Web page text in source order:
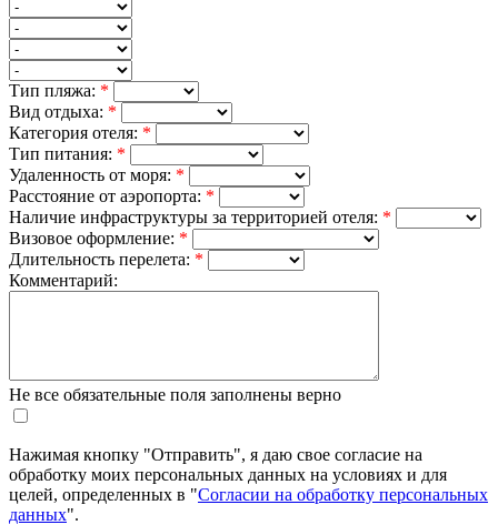
Тип пляжа: *
Вид отдыха: *
Категория отеля: *
Тип питания: *
Удаленность от моря: *
Расстояние от аэропорта: *
Наличие инфраструктуры за территорией отеля: *
Визовое оформление: *
Длительность перелета: *
Комментарий:
Не все обязательные поля заполнены верно
Нажимая кнопку "Отправить", я даю свое согласие на
обработку моих персональных данных на условиях и для
целей, определенных в "Согласии на обработку персональных
данных".